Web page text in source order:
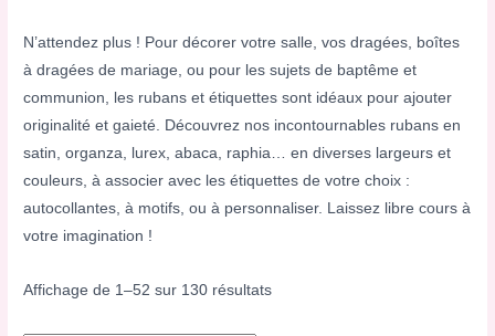
N’attendez plus ! Pour décorer votre salle, vos dragées, boîtes
à dragées de mariage, ou pour les sujets de baptême et
communion, les rubans et étiquettes sont idéaux pour ajouter
originalité et gaieté. Découvrez nos incontournables rubans en
satin, organza, lurex, abaca, raphia… en diverses largeurs et
couleurs, à associer avec les étiquettes de votre choix :
autocollantes, à motifs, ou à personnaliser. Laissez libre cours à
votre imagination !
Affichage de 1–52 sur 130 résultats